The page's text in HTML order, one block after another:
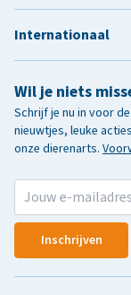
Wil je niets
Schrijf je nu in voor
nieuwtjes, leuke
onze dierenarts.
Inschrijven
Internationaal